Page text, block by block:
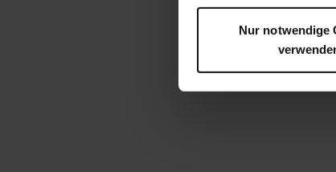
Nur notwendige